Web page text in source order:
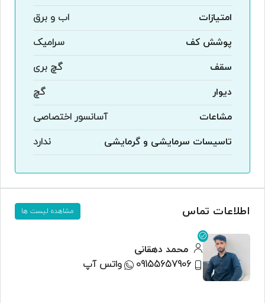
امتیازات
اب و برق
پوشش کف
سرامیک
سقف
گچ بری
دیوار
گچ
مشاعات
آسانسور اختصاصی
تاسیسات سرمایشی و گرمایشی
ندارد
اطلاعات تماس مشاهده لیست ها
محمد دهقانی
09155657906
واتس آپ